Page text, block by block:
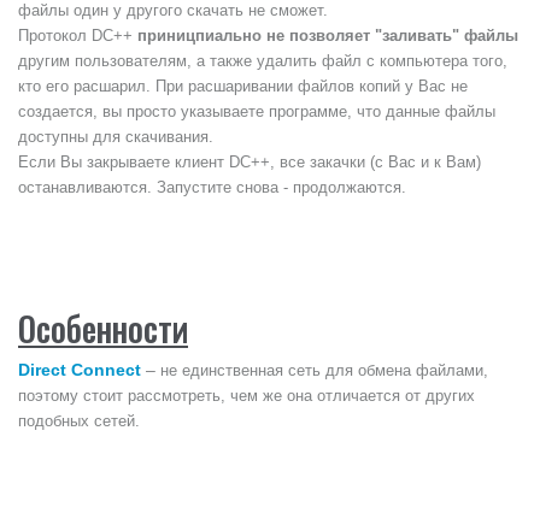
файлы один у другого скачать не сможет.
Протокол DC++ приницпиально не позволяет "заливать" файлы
другим пользователям, а также удалить файл с компьютера того,
кто его расшарил. При расшаривании файлов копий у Вас не
создается, вы просто указываете программе, что данные файлы
доступны для скачивания.
Если Вы закрываете клиент DC++, все закачки (с Вас и к Вам)
останавливаются. Запустите снова - продолжаются.
Особенности
Direct Connect – не единственная сеть для обмена файлами,
поэтому стоит рассмотреть, чем же она отличается от других
подобных сетей.